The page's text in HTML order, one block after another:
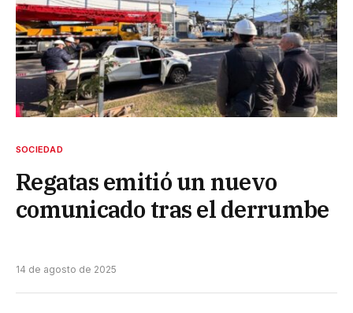
SOCIEDAD
Regatas emitió un nuevo
comunicado tras el derrumbe
14 de agosto de 2025